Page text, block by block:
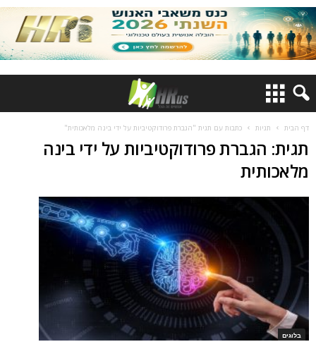
דף הבית תגיות כתבות עם תגית "הגברת פרודוקטיביות על ידי בינה מלאכותית"
תגית: הגברת פרודוקטיביות על ידי בינה
מלאכותית
בלוגים